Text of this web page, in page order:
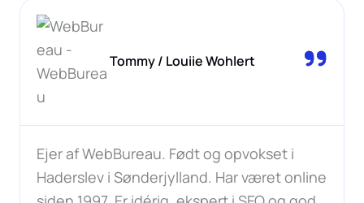
Tommy / Louiie Wohlert
Ejer af WebBureau. Født og opvokset i
Haderslev i Sønderjylland. Har været online